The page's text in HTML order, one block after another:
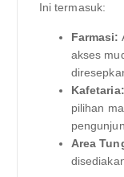
Ini termasuk:
Farmasi:
akses
Kafetaria:
pilihan
Area